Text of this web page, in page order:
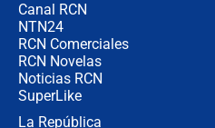
Canal RCN
NTN24
RCN Comerciales
RCN Novelas
Noticias RCN
SuperLike
La República